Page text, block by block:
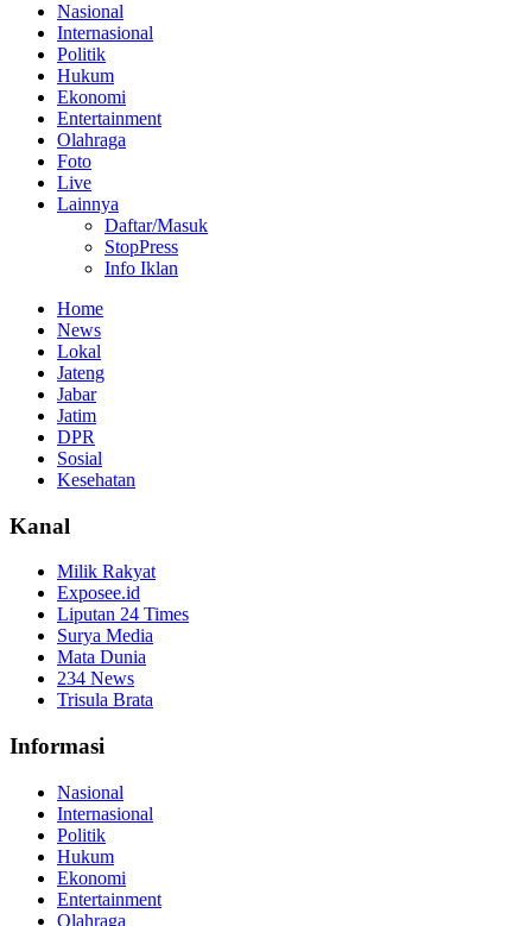
Nasional
Internasional
Politik
Hukum
Ekonomi
Entertainment
Olahraga
Foto
Live
Lainnya
Daftar/Masuk
StopPress
Info Iklan
Home
News
Lokal
Jateng
Jabar
Jatim
DPR
Sosial
Kesehatan
Kanal
Milik Rakyat
Exposee.id
Liputan 24 Times
Surya Media
Mata Dunia
234 News
Trisula Brata
Informasi
Nasional
Internasional
Politik
Hukum
Ekonomi
Entertainment
Olahraga